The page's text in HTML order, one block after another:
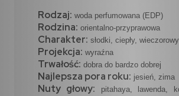
Rodzaj: woda perfumowana (EDP)
Rodzina: orientalno-przyprawowa
Charakter: słodki, ciepły, wieczorowy
Projekcja: wyraźna
Trwałość: dobra do bardzo dobrej
Najlepsza pora roku: jesień, zima
Nuty głowy: pitahaya, lawenda,